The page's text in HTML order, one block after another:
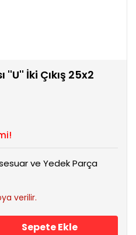
''U'' İki Çıkış 25x2
ve Yedek Parça
verilir.
Sepete Ekle